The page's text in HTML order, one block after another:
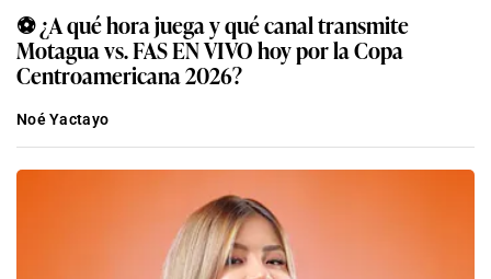
⚽ ¿A qué hora juega y qué canal transmite
Motagua vs. FAS EN VIVO hoy por la Copa
Centroamericana 2026?
Noé Yactayo